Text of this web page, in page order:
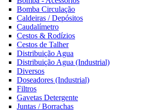
Bomba Circulação
Caldeiras / Depósitos
Caudalímetro
Cestos & Rodízios
Cestos de Talher
Distribuição Agua
Distribuição Agua (Industrial)
Diversos
Doseadores (Industrial)
Filtros
Gavetas Detergente
Juntas / Borrachas